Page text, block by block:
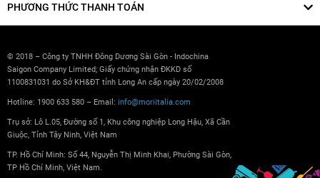
PHƯƠNG THỨC THANH TOÁN
© 2018 – Công ty TNHH Đông Dương Sài Gòn - Indochina
Saigon Company Limited; Giấy chứng nhận ĐKKD số
1100831031 do Sở KH&ĐT tỉnh Long An cấp ngày 20/02/2008
Hotline: 1900 633 580 – Email: info@moriitalia.com
Trụ sở: Lô L.05, Đường số 1, Khu công nghiệp Long Hậu, Xã Cần
Giuộc, Tỉnh Tây Ninh, Việt Nam
TP. Hồ Chí Minh: Số 44, Nguyễn Thị Minh Khai, Phường Sài Gòn,
TP Hồ Chí Minh, Việt Nam.